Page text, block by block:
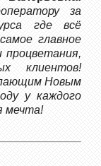
за
где всё
главное
клиентов!
Новым
у каждого
мечта!